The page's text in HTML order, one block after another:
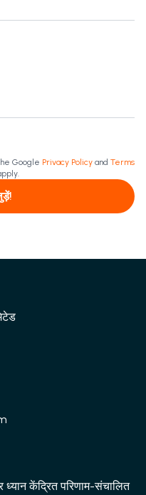
Google Privacy Policy and Terms
केंद्रित परिणाम-संचालित